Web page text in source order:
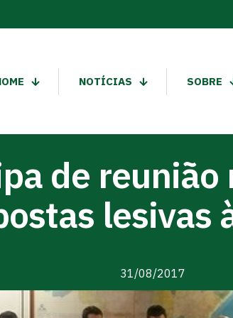
NOTÍCIAS SOBRE
de reunião
lesivas
31/08/2017